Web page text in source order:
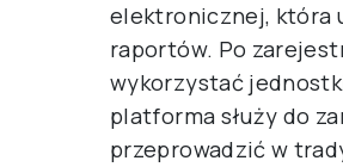
elektronicznej, która
raportów. Po
wykorzystać
platforma służy do
przeprowadzić w